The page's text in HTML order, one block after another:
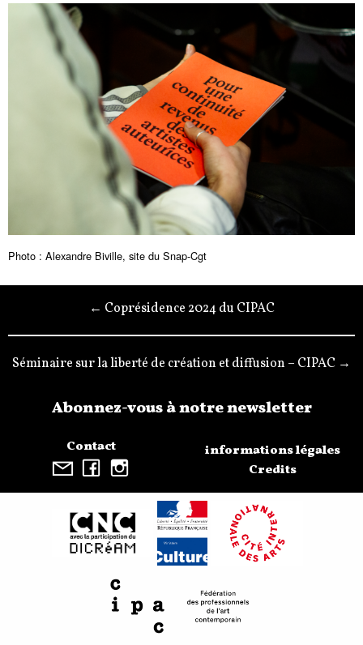
Photo : Alexandre Biville, site du Snap-Cgt
← Coprésidence 2024 du CIPAC
Séminaire sur la liberté de création et diffusion – CIPAC →
Contact
Abonnez-vous à notre newsletter
informations légales
Credits